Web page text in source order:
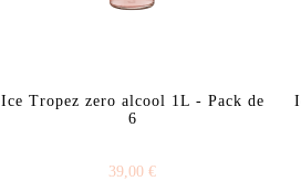
Ice Tropez zero alcool 1L - Pack de
6
39,00 €